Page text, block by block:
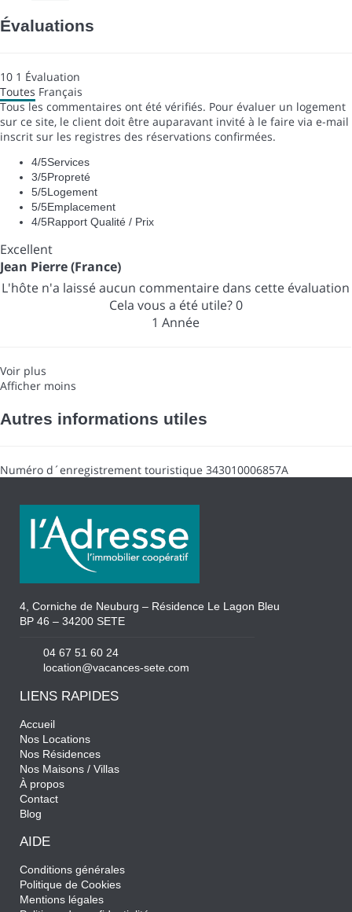
Évaluations
10 1 Évaluation
Toutes Français
Tous les commentaires ont été vérifiés. Pour évaluer un logement
sur ce site, le client doit être auparavant invité à le faire via e-mail
inscrit sur les registres des réservations confirmées.
4/5Services
3/5Propreté
5/5Logement
5/5Emplacement
4/5Rapport Qualité / Prix
Excellent
Jean Pierre (France)
L'hôte n'a laissé aucun commentaire dans cette évaluation
Cela vous a été utile?0
1 Année
Voir plus
Afficher moins
Autres informations utiles
Numéro d´enregistrement touristique 343010006857A
4, Corniche de Neuburg – Résidence Le Lagon Bleu
BP 46 – 34200 SETE
04 67 51 60 24
location@vacances-sete.com
LIENS RAPIDES
Accueil
Nos Locations
Nos Résidences
Nos Maisons / Villas
À propos
Contact
Blog
AIDE
Conditions générales
Politique de Cookies
Mentions légales